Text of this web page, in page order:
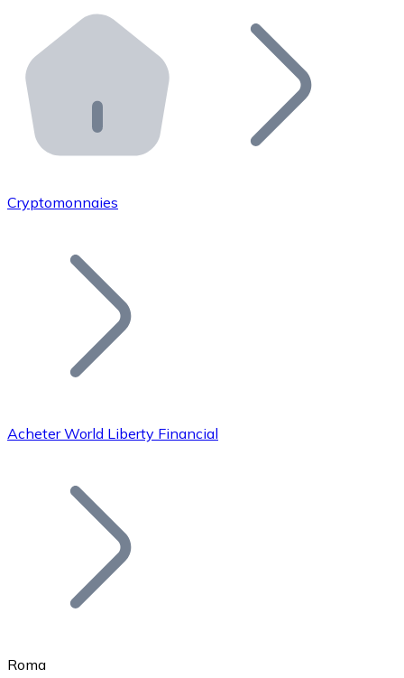
Distributeurs automatiques Bitnovo
Intégrez un ATM Bitnovo dans votre entreprise et
API Bitnovo
Intégrez notre API dans votre écosystème.
Rejoignez notre réseau de distributeurs et
Ajoutez le token de votre projet à notre service
Bitcoin
Cryptomonnaies
Acheter World Liberty Financial
Roma